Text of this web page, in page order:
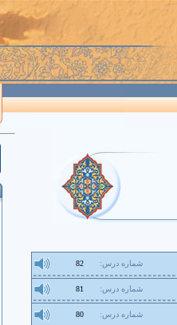
شماره درس: 82
شماره درس: 81
شماره درس: 80